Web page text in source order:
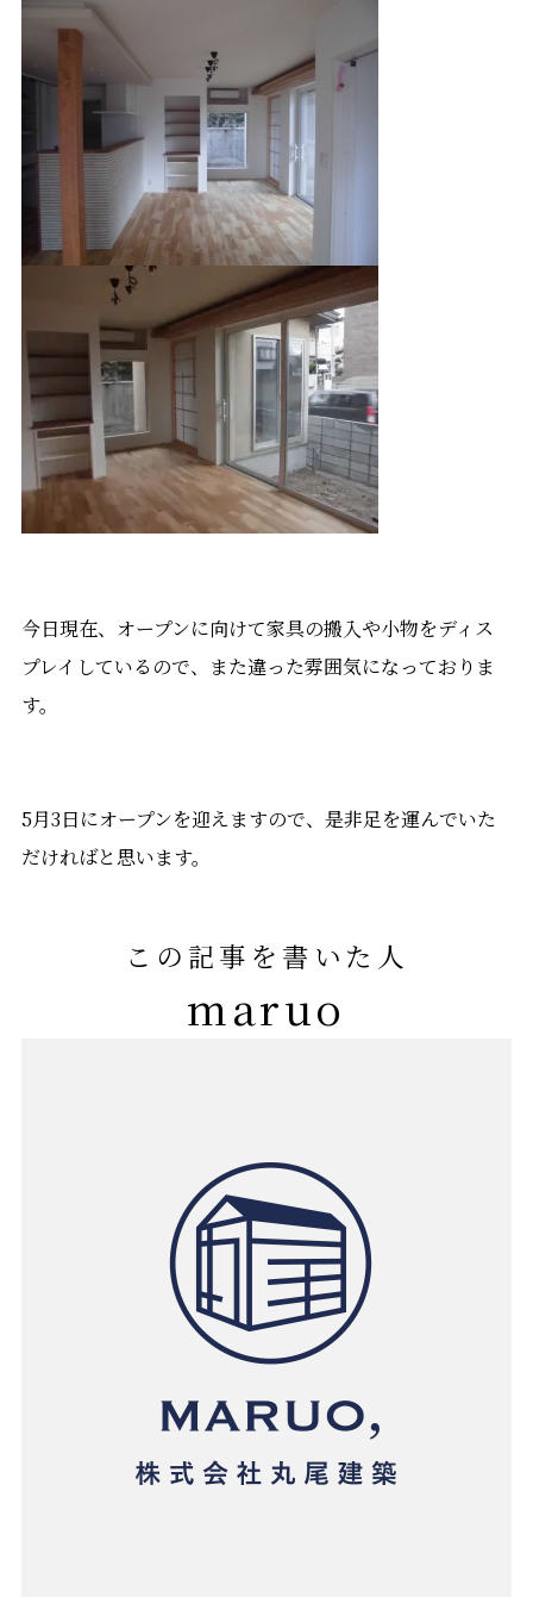
今日現在、オープンに向けて家具の搬入や小物をディス
プレイしているので、また違った雰囲気になっておりま
す。
5月3日にオープンを迎えますので、是非足を運んでいた
だければと思います。
この記事を書いた人
maruo